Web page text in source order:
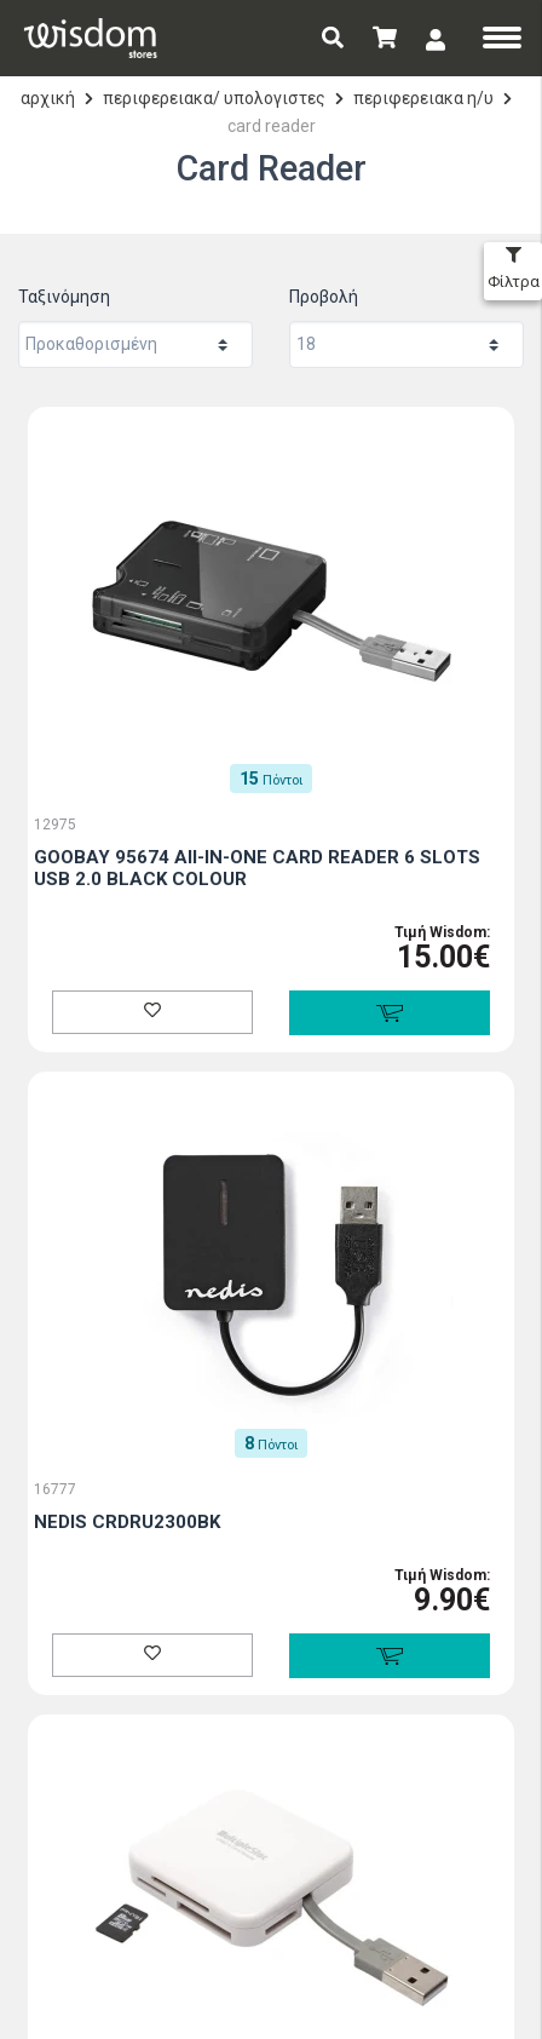
αρχική περιφερειακα/ υπολογιστες
περιφερειακα η/υ
card reader
Card Reader
Ταξινόμηση Προβολή
Φίλτρα
15 Πόντοι
12975
GOOBAY 95674 All-IN-ONE CARD READER 6 SLOTS
USB 2.0 BLACK COLOUR
Τιμή Wisdom:
15.00€
8 Πόντοι
16777
NEDIS CRDRU2300BK
Τιμή Wisdom:
9.90€